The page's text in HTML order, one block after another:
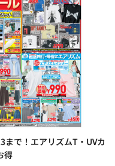
まで！エアリズムT・UVカ
得